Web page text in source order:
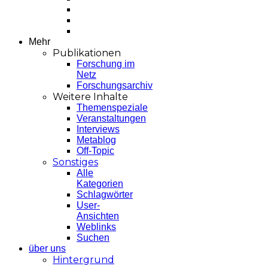
Mehr
Publikationen
Forschung im
Netz
Forschungsarchiv
Weitere Inhalte
Themenspeziale
Veranstaltungen
Interviews
Metablog
Off-Topic
Sonstiges
Alle
Kategorien
Schlagwörter
User-
Ansichten
Weblinks
Suchen
über uns
Hintergrund